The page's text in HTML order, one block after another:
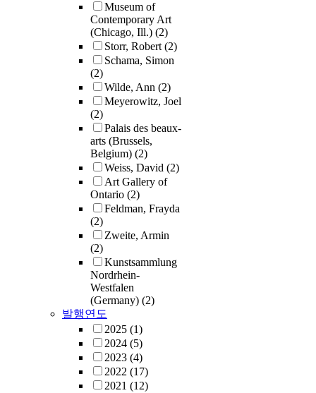
Museum of
Contemporary Art
(Chicago, Ill.) (2)
Storr, Robert(2)
Schama, Simon
(2)
Wilde, Ann (2)
Meyerowitz, Joel
(2)
Palais des beaux-
arts (Brussels,
Belgium) (2)
Weiss, David (2)
Art Gallery of
Ontario (2)
Feldman, Frayda
(2)
Zweite, Armin
(2)
Kunstsammlung
Nordrhein-
Westfalen
(Germany) (2)
발행연도
2025 (1)
2024 (5)
2023 (4)
2022 (17)
2021 (12)